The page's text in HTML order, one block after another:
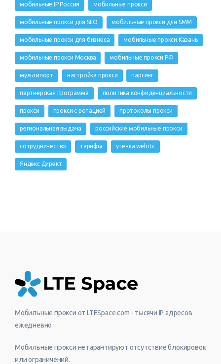
мобильные IP Россия мобильные прокси
мобильные прокси для SEO мобильные прокси для SMM
мобильные прокси для бизнеса мобильные прокси Казань
мобильные прокси Москва мобильные прокси РФ
мультипорт настройка прокси парсинг
партнерская программа политика конфиденциальности
прокси прокси с ротацией протоколы прокси
региональная выдача российские мобильные прокси
сотрудничество тарифы утечка webrtc
Яндекс Директ
Мобильные прокси от LTESpace.com - тысячи IP адресов
ежедневно
Мобильные прокси не гарантируют отсутствие блокировок
или ограничений.